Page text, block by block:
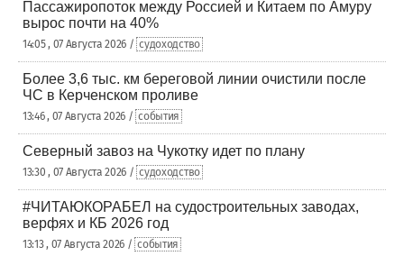
Пассажиропоток между Россией и Китаем по Амуру
вырос почти на 40%
14:05 , 07 Августа 2026 / судоходство
Более 3,6 тыс. км береговой линии очистили после
ЧС в Керченском проливе
13:46 , 07 Августа 2026 / события
Северный завоз на Чукотку идет по плану
13:30 , 07 Августа 2026 / судоходство
#ЧИТАЮКОРАБЕЛ на судостроительных заводах,
верфях и КБ 2026 год
13:13 , 07 Августа 2026 / события